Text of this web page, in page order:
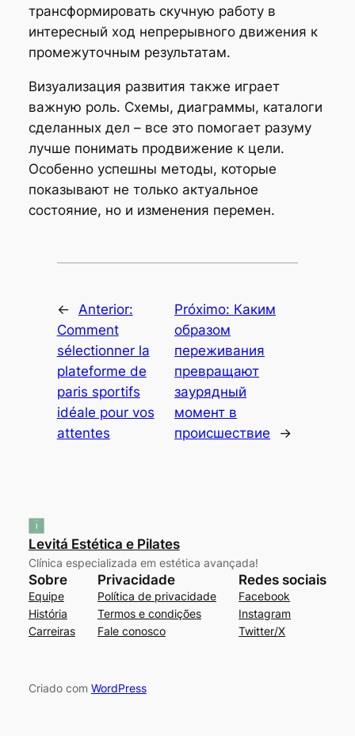
трансформировать скучную работу в
интересный ход непрерывного движения к
промежуточным результатам.
Визуализация развития также играет
важную роль. Схемы, диаграммы, каталоги
сделанных дел – все это помогает разуму
лучше понимать продвижение к цели.
Особенно успешны методы, которые
показывают не только актуальное
состояние, но и изменения перемен.
←
Anterior:
Comment
sélectionner la
plateforme de
paris sportifs
idéale pour vos
attentes
Próximo: Каким
образом
переживания
превращают
заурядный
момент в
происшествие
→
Levitá Estética e Pilates
Clínica especializada em estética avançada!
Sobre
Equipe
História
Carreiras
Privacidade
Política de privacidade
Termos e condições
Fale conosco
Redes sociais
Facebook
Instagram
Twitter/X
Criado com WordPress